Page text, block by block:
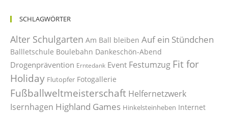
SCHLAGWÖRTER
Alter Schulgarten Am Ball bleiben Auf ein Stündchen
Ballletschule Boulebahn Dankeschön-Abend
Drogenprävention Erntedank Event Festumzug Fit for
Holiday Flutopfer Fotogallerie
Fußballweltmeisterschaft Helfernetzwerk
Isernhagen Highland Games Hinkelsteinheben Internet